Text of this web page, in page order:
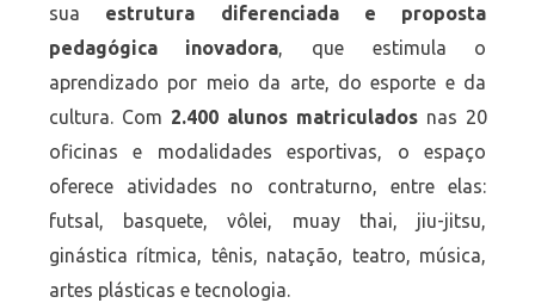
sua estrutura diferenciada e proposta
pedagógica inovadora, que estimula o
aprendizado por meio da arte, do esporte e da
cultura. Com 2.400 alunos matriculadosnas 20
oficinas e modalidades esportivas, o espaço
oferece atividades no contraturno, entre elas:
futsal, basquete, vôlei, muay thai, jiu-jitsu,
ginástica rítmica, tênis, natação, teatro, música,
artes plásticas e tecnologia.